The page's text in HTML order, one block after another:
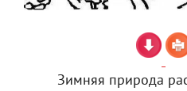
Зимняя природа